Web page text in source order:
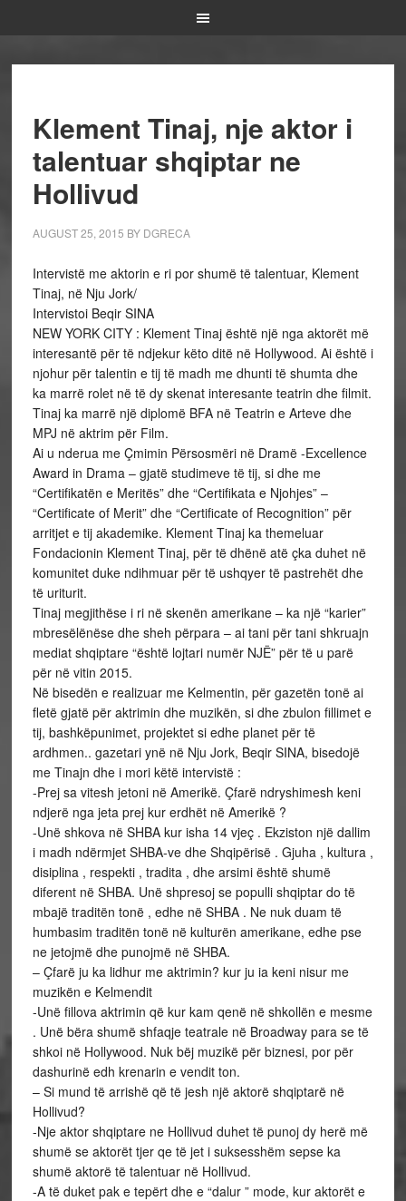
Klement Tinaj, nje aktor i
talentuar shqiptar ne
Hollivud
AUGUST 25, 2015 BY DGRECA
Intervistë me aktorin e ri por shumë të talentuar, Klement
Tinaj, në Nju Jork/
Intervistoi Beqir SINA
NEW YORK CITY : Klement Tinaj është një nga aktorët më
interesantë për të ndjekur këto ditë në Hollywood. Ai është i
njohur për talentin e tij të madh me dhunti të shumta dhe
ka marrë rolet në të dy skenat interesante teatrin dhe filmit.
Tinaj ka marrë një diplomë BFA në Teatrin e Arteve dhe
MPJ në aktrim për Film.
Ai u nderua me Çmimin Përsosmëri në Dramë -Excellence
Award in Drama – gjatë studimeve të tij, si dhe me
“Certifikatën e Meritës” dhe “Certifikata e Njohjes” –
“Certificate of Merit” dhe “Certificate of Recognition” për
arritjet e tij akademike. Klement Tinaj ka themeluar
Fondacionin Klement Tinaj, për të dhënë atë çka duhet në
komunitet duke ndihmuar për të ushqyer të pastrehët dhe
të uriturit.
Tinaj megjithëse i ri në skenën amerikane – ka një “karier”
mbresëlënëse dhe sheh përpara – ai tani për tani shkruajn
mediat shqiptare “është lojtari numër NJË” për të u parë
për në vitin 2015.
Në bisedën e realizuar me Kelmentin, për gazetën tonë ai
fletë gjatë për aktrimin dhe muzikën, si dhe zbulon fillimet e
tij, bashkëpunimet, projektet si edhe planet për të
ardhmen.. gazetari ynë në Nju Jork, Beqir SINA, bisedojë
me Tinajn dhe i mori këtë intervistë :
-Prej sa vitesh jetoni në Amerikë. Çfarë ndryshimesh keni
ndjerë nga jeta prej kur erdhët në Amerikë ?
-Unë shkova në SHBA kur isha 14 vjeç . Ekziston një dallim
i madh ndërmjet SHBA-ve dhe Shqipërisë . Gjuha , kultura ,
disiplina , respekti , tradita , dhe arsimi është shumë
diferent në SHBA. Unë shpresoj se populli shqiptar do të
mbajë traditën tonë , edhe në SHBA . Ne nuk duam të
humbasim traditën tonë në kulturën amerikane, edhe pse
ne jetojmë dhe punojmë në SHBA.
– Çfarë ju ka lidhur me aktrimin? kur ju ia keni nisur me
muzikën e Kelmendit
-Unë fillova aktrimin që kur kam qenë në shkollën e mesme
. Unë bëra shumë shfaqje teatrale në Broadway para se të
shkoi në Hollywood. Nuk bëj muzikë për biznesi, por për
dashurinë edh krenarin e vendit ton.
– Si mund të arrishë që të jesh një aktorë shqiptarë në
Hollivud?
-Nje aktor shqiptare ne Hollivud duhet të punoj dy herë më
shumë se aktorët tjer qe të jet i suksesshëm sepse ka
shumë aktorë të talentuar në Hollivud.
-A të duket pak e tepërt dhe e “dalur ” mode, kur aktorët e